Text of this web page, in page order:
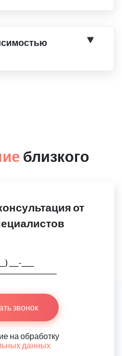
близкого
от
звонок
на обработку
данных